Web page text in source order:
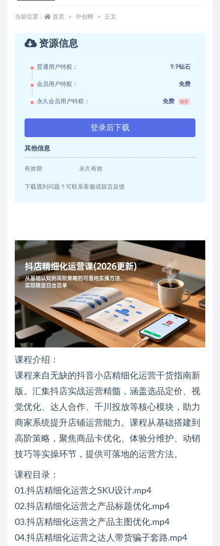
当前位置： 首页 中创网 正文
资源信息
普通用户特权： 9.9钻石
会员用户特权： 免费
永久会员用户特权： 免费 推荐
登录后下载
其他信息
有效期 永久有效
下载遇到问题？可联系客服或留言反馈
课程介绍：
课程来自无缺的抖音小店精细化运营干货指南新
版。汇集抖店实战运营精髓，涵盖选品定价、视
觉优化、达人合作、千川投放等核心模块，助力
商家系统提升店铺运营能力。课程从基础搭建到
高阶策略，聚焦商品卡优化、体验分维护、动销
技巧等实操环节，提供可落地的运营方法。
课程目录：
01.抖店精细化运营之SKU设计.mp4
02.抖店精细化运营之产品标题优化.mp4
03.抖店精细化运营之产品主图优化.mp4
04.抖店精细化运营之达人带货骗子套路.mp4